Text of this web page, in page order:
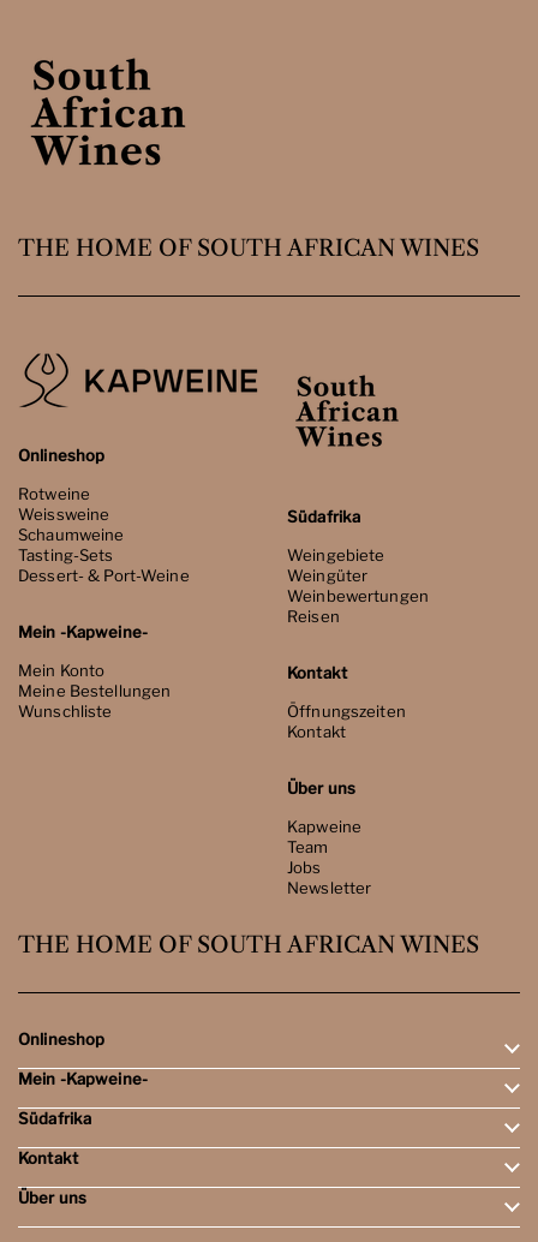
THE HOME OF SOUTH AFRICAN WINES
Onlineshop
Rotweine
Weissweine
Schaumweine
Tasting-Sets
Dessert- & Port-Weine
Mein -Kapweine-
Mein Konto
Meine Bestellungen
Wunschliste
Südafrika
Weingebiete
Weingüter
Weinbewertungen
Reisen
Kontakt
Öffnungszeiten
Kontakt
Über uns
Kapweine
Team
Jobs
Newsletter
THE HOME OF SOUTH AFRICAN WINES
Onlineshop
Rotweine
Weissweine
Schaumweine
Tasting-Sets
Dessert- & Port-Weine
Mein -Kapweine-
Mein Konto
Meine Bestellungen
Wunschliste
Südafrika
Weingebiete
Weingüter
Weinbewertungen
Reisen
Kontakt
Öffnungszeiten
Kontakt
Über uns